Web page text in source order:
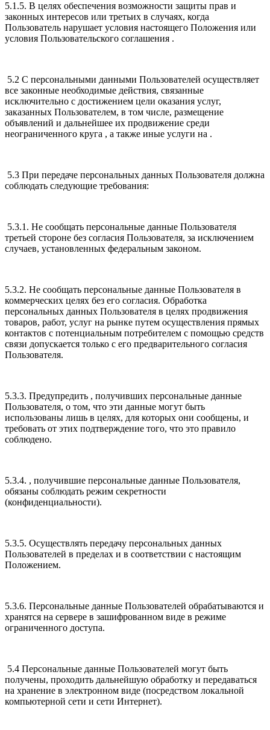
5.1.5. В целях обеспечения возможности защиты прав и
законных интересов или третьих в случаях, когда
Пользователь нарушает условия настоящего Положения или
условия Пользовательского соглашения .
5.2 С персональными данными Пользователей осуществляет
все законные необходимые действия, связанные
исключительно с достижением цели оказания услуг,
заказанных Пользователем, в том числе, размещение
объявлений и дальнейшее их продвижение среди
неограниченного круга , а также иные услуги на .
5.3 При передаче персональных данных Пользователя должна
соблюдать следующие требования:
5.3.1. Не сообщать персональные данные Пользователя
третьей стороне без согласия Пользователя, за исключением
случаев, установленных федеральным законом.
5.3.2. Не сообщать персональные данные Пользователя в
коммерческих целях без его согласия. Обработка
персональных данных Пользователя в целях продвижения
товаров, работ, услуг на рынке путем осуществления прямых
контактов с потенциальным потребителем с помощью средств
связи допускается только с его предварительного согласия
Пользователя.
5.3.3. Предупредить , получивших персональные данные
Пользователя, о том, что эти данные могут быть
использованы лишь в целях, для которых они сообщены, и
требовать от этих подтверждение того, что это правило
соблюдено.
5.3.4. , получившие персональные данные Пользователя,
обязаны соблюдать режим секретности
(конфиденциальности).
5.3.5. Осуществлять передачу персональных данных
Пользователей в пределах и в соответствии с настоящим
Положением.
5.3.6. Персональные данные Пользователей обрабатываются и
хранятся на сервере в зашифрованном виде в режиме
ограниченного доступа.
5.4 Персональные данные Пользователей могут быть
получены, проходить дальнейшую обработку и передаваться
на хранение в электронном виде (посредством локальной
компьютерной сети и сети Интернет).